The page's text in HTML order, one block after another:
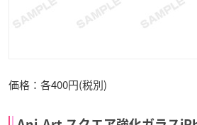
価格：各400円(税別)